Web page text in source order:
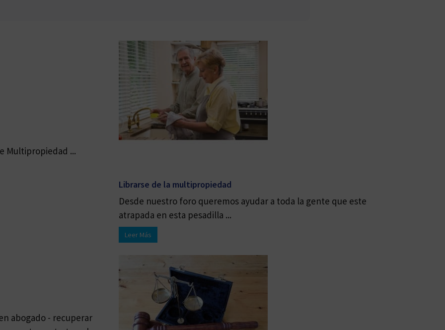
Multipropiedad ...
Librarse de la multipropiedad
Desde nuestro foro queremos ayudar a toda la gente que este
atrapada en esta pesadilla ...
Leer Más
abogado - recuperar